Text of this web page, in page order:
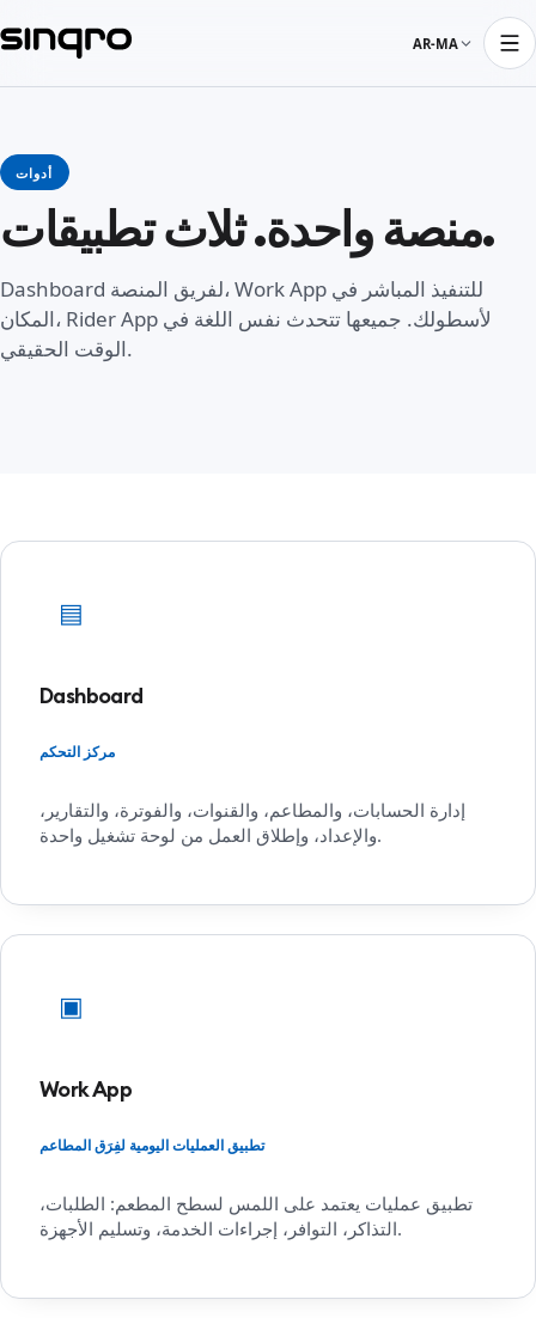
AR-MA
أدوات
منصة واحدة. ثلاث تطبيقات.
Dashboard لفريق المنصة، Work App للتنفيذ المباشر في
المكان، Rider App لأسطولك. جميعها تتحدث نفس اللغة في
الوقت الحقيقي.
▤
Dashboard
مركز التحكم
إدارة الحسابات، والمطاعم، والقنوات، والفوترة، والتقارير،
والإعداد، وإطلاق العمل من لوحة تشغيل واحدة.
▣
Work App
تطبيق العمليات اليومية لفِرَق المطاعم
تطبيق عمليات يعتمد على اللمس لسطح المطعم: الطلبات،
التذاكر، التوافر، إجراءات الخدمة، وتسليم الأجهزة.